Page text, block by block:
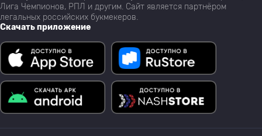
Лига Чемпионов, РПЛ и другим. Сайт является партнёром
легальных российских букмекеров.
Скачать приложение